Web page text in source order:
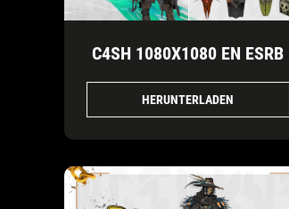
C4SH 1080X1080 EN ESRB
HERUNTERLADEN